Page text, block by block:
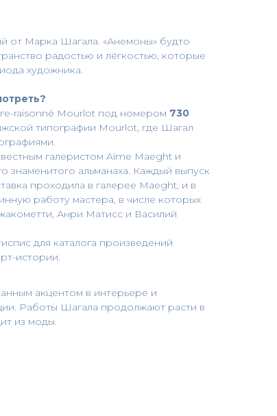
от Марка Шагала. «Анемоны» будто
радостью и лёгкостью, которые
художника.
raisonné Mourlot под номером 730
типографии Mourlot, где Шагал
галеристом Aime Maeght и
знаменитого альманаха. Каждый выпуск
проходила в галерее Maeght, и в
работу мастера, в числе которых
Анри Матисс и Василий
для каталога произведений
истории.
акцентом в интерьере и
Работы Шагала продолжают расти в
из моды.